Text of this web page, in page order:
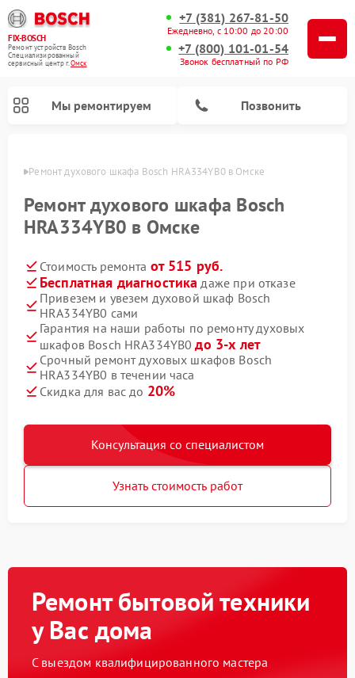
FIX-BOSCH
Ремонт устройств Bosch
Специализированный
cервисный центр г.Омск
+7 (381) 267-81-50
Ежедневно, с 10:00 до 20:00
+7 (800) 101-01-54
Звонок бесплатный по РФ
Мы ремонтируем Позвонить
Ремонт духового шкафа Bosch HRA334YB0 в Омске
Ремонт духового шкафа Bosch
HRA334YB0 в Омске
Стоимость ремонта от 515 руб.
Бесплатная диагностика даже при отказе
Привезем и увезем духовой шкаф Bosch
HRA334YB0 сами
Гарантия на наши работы по ремонту духовых
шкафов Bosch HRA334YB0до 3-х лет
Срочный ремонт духовых шкафов Bosch
HRA334YB0 в течении часа
Скидка для вас до 20%
Консультация со специалистом
Узнать стоимость работ
Ремонт бытовой техники
у Вас дома
С выездом квалифицированного мастера